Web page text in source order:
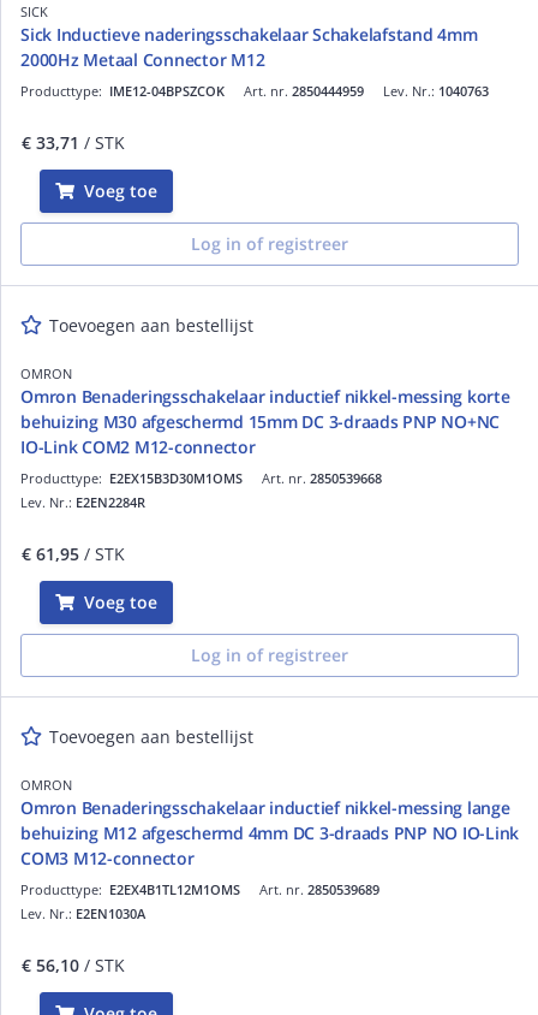
SICK
Sick Inductieve naderingsschakelaar Schakelafstand 4mm
2000Hz Metaal Connector M12
Art. nr. 2850444959
Producttype: IME12-04BPSZCOK Lev. Nr.: 1040763
€ 33,71 / STK
Voeg toe
Log in of registreer
Toevoegen aan bestellijst
OMRON
Omron Benaderingsschakelaar inductief nikkel-messing korte
behuizing M30 afgeschermd 15mm DC 3-draads PNP NO+NC
IO-Link COM2 M12-connector
Art. nr. 2850539668
Producttype: E2EX15B3D30M1OMS
Lev. Nr.: E2EN2284R
€ 61,95 / STK
Voeg toe
Log in of registreer
Toevoegen aan bestellijst
OMRON
Omron Benaderingsschakelaar inductief nikkel-messing lange
behuizing M12 afgeschermd 4mm DC 3-draads PNP NO IO-Link
COM3 M12-connector
Art. nr. 2850539689
Producttype: E2EX4B1TL12M1OMS
Lev. Nr.: E2EN1030A
€ 56,10 / STK